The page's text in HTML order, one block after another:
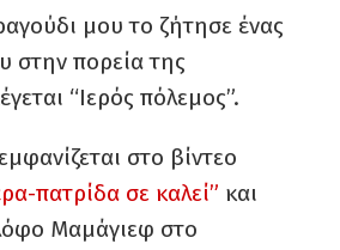
μου το ζήτησε ένας
στην πορεία της
“Ιερός πόλεμος”.
στο βίντεο
πατρίδα σε καλεί” και
Μαμάγιεφ στο